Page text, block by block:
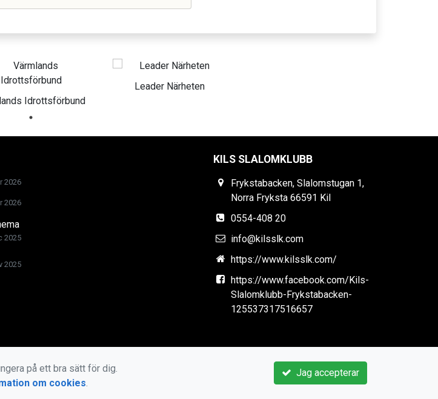
Idrottsförbund
Leader Närheten
2026
2026
2025
2025
KILS SLALOMKLUBB
Frykstabacken, Slalomstugan 1,
Norra Fryksta 66591 Kil
0554-408 20
info@kilsslk.com
https://www.kilsslk.com/
https://www.facebook.com/Kils-
Slalomklubb-Frykstabacken-
125537317516657
Jag accepterar
på ett bra sätt för dig.
om cookies.